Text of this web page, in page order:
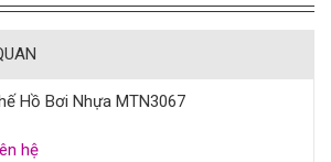
Hồ Bơi Nhựa MTN3067
hệ